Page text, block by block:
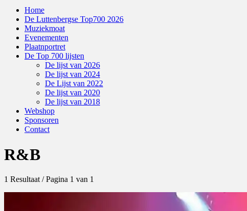
Home
De Luttenbergse Top700 2026
Muziekmoat
Evenementen
Plaatnportret
De Top 700 lijsten
De lijst van 2026
De lijst van 2024
De Lijst van 2022
De lijst van 2020
De lijst van 2018
Webshop
Sponsoren
Contact
R&B
1 Resultaat / Pagina 1 van 1